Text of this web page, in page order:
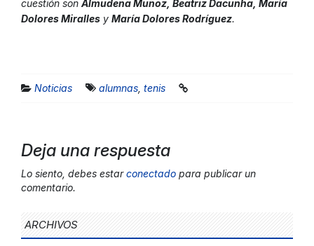
cuestión son Almudena Muñoz, Beatriz Dacunha, María
Dolores Miralles y María Dolores Rodríguez.
Noticias alumnas tenis
Deja una respuesta
Lo siento, debes estarconectado para publicar un
comentario.
ARCHIVOS